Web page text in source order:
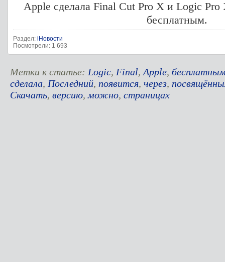
Apple сделала Final Cut Pro X и Logic
бесплатным.
Раздел: iНовости
Посмотрели: 1 693
Метки к статье: Logic, Final, Apple,
сделала, Последний, появится, через,
Скачать, версию,можно, страницах